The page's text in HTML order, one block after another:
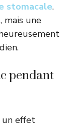
stomacale.
mais une
pendant
un effet